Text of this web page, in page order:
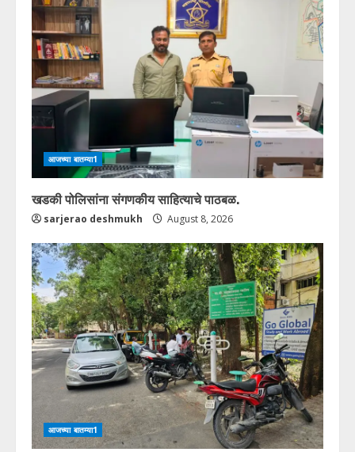
आजच्या बातम्या1
खडकी पोलिसांना संगणकीय साहित्याचे पाठबळ.
sarjerao deshmukh August 8, 2026
आजच्या बातम्या1